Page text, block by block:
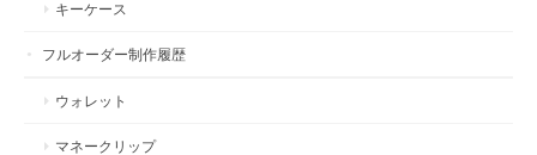
キーケース
フルオーダー制作履歴
ウォレット
マネークリップ